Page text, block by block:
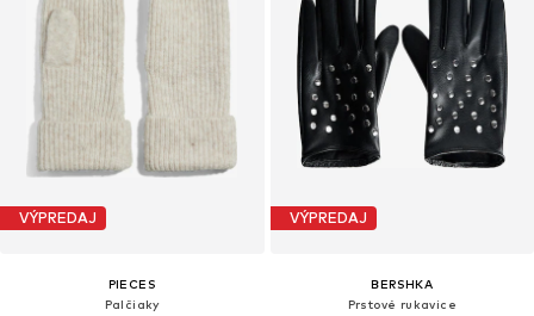
VÝPREDAJ
PIECES
Palčiaky
VÝPREDAJ
BERSHKA
Prstové rukavice